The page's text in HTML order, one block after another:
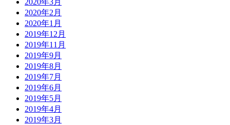
2020年2月
2020年1月
2019年12月
2019年11月
2019年9月
2019年8月
2019年7月
2019年6月
2019年5月
2019年4月
2019年3月